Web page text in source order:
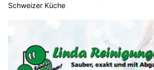
Schweizer Küche